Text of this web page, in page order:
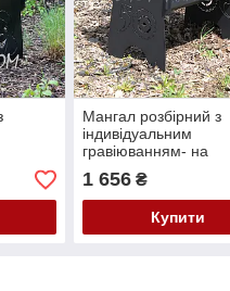
Мангал розбірний з
індивідуальним
гравіюванням- на
подарунок
1 656₴
Купити